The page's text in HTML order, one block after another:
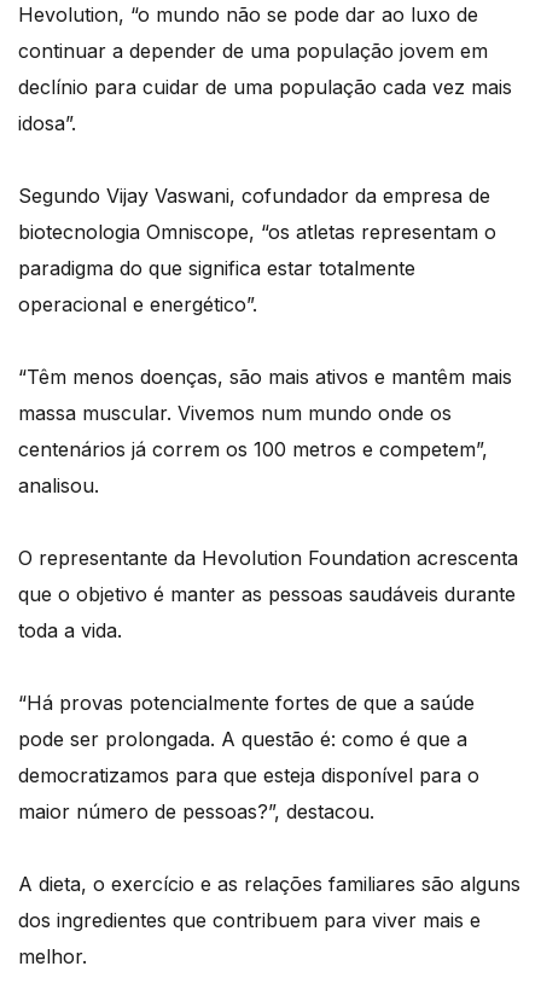
Hevolution, “o mundo não se pode dar ao luxo de
continuar a depender de uma população jovem em
declínio para cuidar de uma população cada vez mais
idosa”.
Segundo Vijay Vaswani, cofundador da empresa de
biotecnologia Omniscope, “os atletas representam o
paradigma do que significa estar totalmente
operacional e energético”.
“Têm menos doenças, são mais ativos e mantêm mais
massa muscular. Vivemos num mundo onde os
centenários já correm os 100 metros e competem”,
analisou.
O representante da Hevolution Foundation acrescenta
que o objetivo é manter as pessoas saudáveis durante
toda a vida.
“Há provas potencialmente fortes de que a saúde
pode ser prolongada. A questão é: como é que a
democratizamos para que esteja disponível para o
maior número de pessoas?”, destacou.
A dieta, o exercício e as relações familiares são alguns
dos ingredientes que contribuem para viver mais e
melhor.